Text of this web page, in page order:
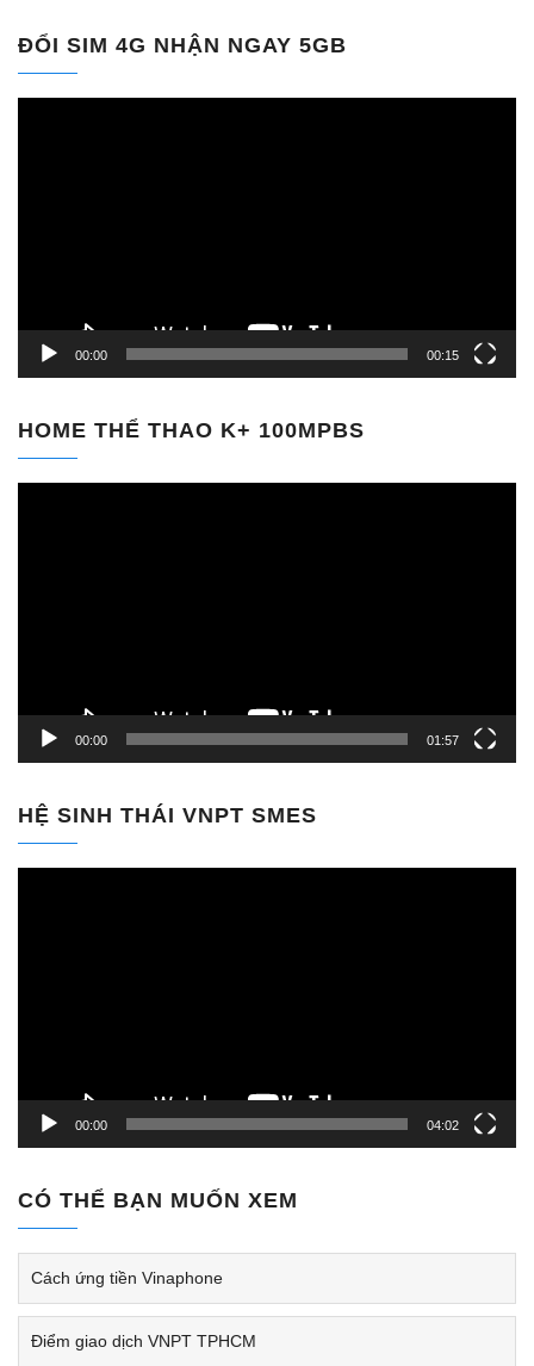
ĐỔI SIM 4G NHẬN NGAY 5GB
00:00 00:15
HOME THỂ THAO K+ 100MPBS
00:00 01:57
HỆ SINH THÁI VNPT SMES
00:00 04:02
CÓ THỂ BẠN MUỐN XEM
Cách ứng tiền Vinaphone
Điểm giao dịch VNPT TPHCM